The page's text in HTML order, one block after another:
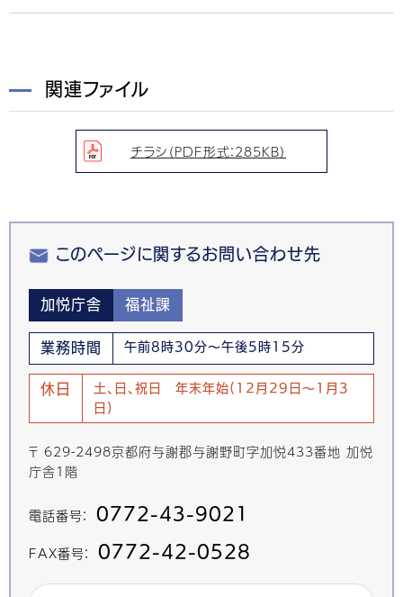
関連ファイル
チラシ（PDF形式：285KB）
このページに関するお問い合わせ先
加悦庁舎 福祉課
業務時間 午前8時30分～午後5時15分
休日
土、日、祝日 年末年始(12月29日～1月3
日)
〒 629-2498京都府与謝郡与謝野町字加悦433番地 加悦
庁舎1階
電話番号： 0772-43-9021
FAX番号： 0772-42-0528